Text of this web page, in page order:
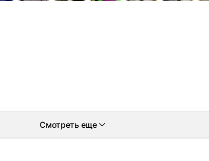
Смотреть еще